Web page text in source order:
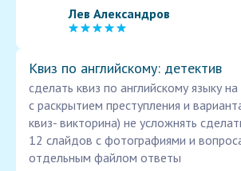
Лев Александров
Квиз по английскому: детектив
сделать квиз по английскому языку
с раскрытием преступления и
квиз- викторина) не усложнять
12 слайдов с фотографиями и
отдельным файлом ответы